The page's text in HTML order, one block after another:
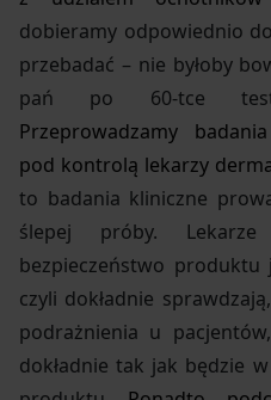
dobieramy odpowiednio
przebadać – nie byłoby
pań po 60-tce
Przeprowadzamy
pod kontrolą lekarzy
to badania kliniczne
ślepej próby. Lekarze
bezpieczeństwo
czyli dokładnie
podrażnienia u
dokładnie tak jak będzie